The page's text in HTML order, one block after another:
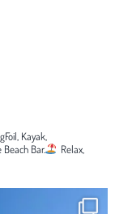
Kayak,
Bar.
Relax,